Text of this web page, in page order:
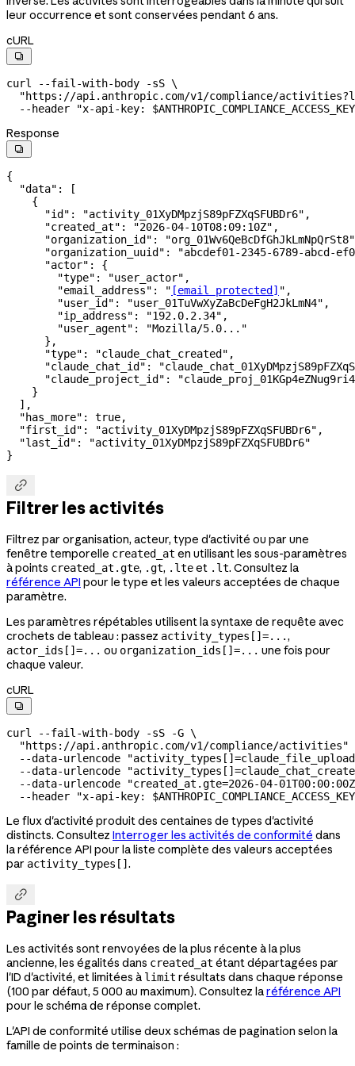
leur occurrence et sont conservées pendant 6 ans.
cURL

curl --fail-with-body -sS \
"https://api.anthropic.com/v1/compliance/
  --header
"x-api-key: $ANTHROPIC_COMPLIANCE_ACCESS_KEY
Response

{
  "data"
: [
    {
      "id"
: "activity_01XyDMpzjS89pFZXqSFUBDr6" ,
      "created_at"
: "2026-04-10T08:09:10Z" ,
      "organization_id"
:
"org_01Wv6QeBcDfGhJkLmNpQrSt8"
      "organization_uuid"
:
"abcdef01-2345-6789-abcd-
      "actor"
: {
        "type"
: "user_actor" ,
        "email_address"
: " [email protected] " ,
        "user_id"
: "user_01TuVwXyZaBcDeFgH2JkLmN4" ,
        "ip_address"
: "192.0.2.34" ,
        "user_agent"
:
"Mozilla/5.0..."
      },
      "type"
: "claude_chat_created" ,
      "claude_chat_id"
:
      "claude_project_id"
:
    }
  ],
  "has_more"
: true,
  "first_id"
: "activity_01XyDMpzjS89pFZXqSFUBDr6" ,
  "last_id"
:
"activity_01XyDMpzjS89pFZXqSFUBDr6"
}

Filtrer les activités
Filtrez par organisation, acteur, type d'activité ou par une
fenêtre temporelle created_at en utilisant les sous-paramètres
à points created_at.gte, .gt, .lteet .lt. Consultez la
référence API pour le type et les valeurs acceptées de chaque
paramètre.
Les paramètres répétables utilisent la syntaxe de requête avec
crochets de tableau : passez activity_types[]=...,
actor_ids[]=... ou organization_ids[]=... une fois pour
chaque valeur.
cURL

curl --fail-with-body -sS -G \
  "https://api.anthropic.com/v1/compliance/activities"
  --data-urlencode
  --data-urlencode
  --data-urlencode
"created_at.gte=2026-04-
  --header
"x-api-key: $ANTHROPIC_COMPLIANCE_ACCESS_KEY
Le flux d'activité produit des centaines de types d'activité
distincts. Consultez Interroger les activités de conformité dans
la référence API pour la liste complète des valeurs acceptées
par activity_types[] .

Paginer les résultats
Les activités sont renvoyées de la plus récente à la plus
ancienne, les égalités dans created_at étant départagées par
l'ID d'activité, et limitées à limit résultats dans chaque réponse
(100 par défaut, 5 000 au maximum). Consultez laréférence API
pour le schéma de réponse complet.
L'API de conformité utilise deux schémas de pagination selon la
famille de points de terminaison :